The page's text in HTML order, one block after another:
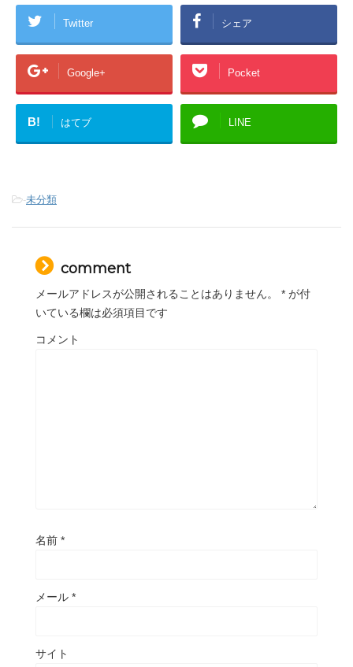
Twitter シェア
Google+ Pocket
B! はてブ LINE
-未分類
comment
メールアドレスが公開されることはありません。 * が付
いている欄は必須項目です
コメント
名前 *
メール *
サイト